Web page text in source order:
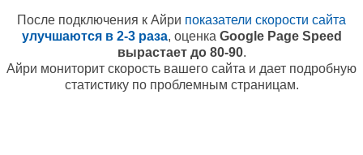
После подключения к Айри показатели скорости сайта
улучшаются в 2-3 раза, оценка Google Page Speed
вырастает до 80-90.
Айри мониторит скорость вашего сайта и дает подробную
статистику по проблемным страницам.